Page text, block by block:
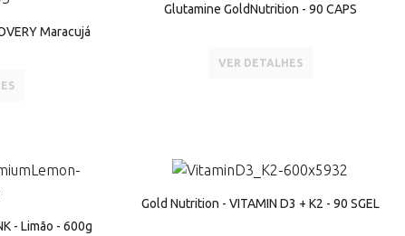
Maracujá
Glutamine GoldNutrition - 90 CAPS
VER DETALHES
- Limão - 600g
Gold Nutrition - VITAMIN D3 + K2 - 90 SGEL